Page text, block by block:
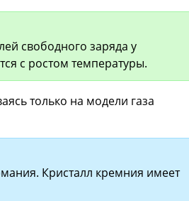
свободного заряда у
с ростом температуры.
только на модели газа
Кристалл кремния имеет